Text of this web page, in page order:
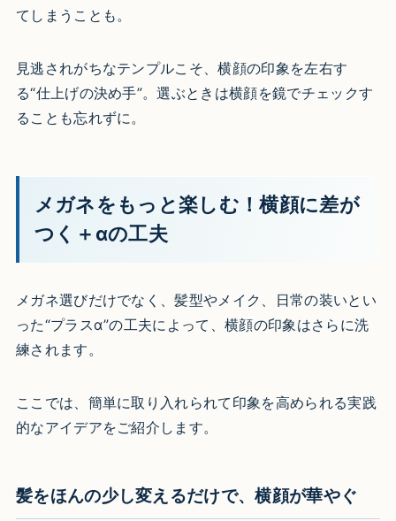
てしまうことも。
見逃されがちなテンプルこそ、横顔の印象を左右す
る“仕上げの決め手”。選ぶときは横顔を鏡でチェックす
ることも忘れずに。
メガネをもっと楽しむ！横顔に差が
つく＋αの工夫
メガネ選びだけでなく、髪型やメイク、日常の装いとい
った“プラスα”の工夫によって、横顔の印象はさらに洗
練されます。
ここでは、簡単に取り入れられて印象を高められる実践
的なアイデアをご紹介します。
髪をほんの少し変えるだけで、横顔が華やぐ